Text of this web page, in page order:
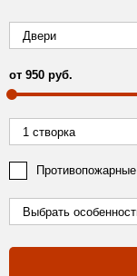
от 950 руб.
Противопожарные